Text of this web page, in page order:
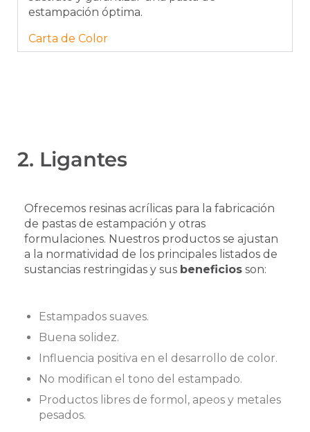
estampación óptima.
Carta de Color
2. Ligantes
Ofrecemos resinas acrílicas para la fabricación
de pastas de estampación y otras
formulaciones. Nuestros productos se ajustan
a la normatividad de los principales listados de
sustancias restringidas y sus beneficios son:
Estampados suaves.
Buena solidez.
Influencia positiva en el desarrollo de color.
No modifican el tono del estampado.
Productos libres de formol, apeos y metales
pesados.